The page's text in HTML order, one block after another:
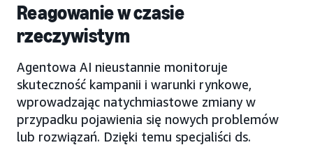
Reagowanie w czasie
rzeczywistym
Agentowa AI nieustannie monitoruje
skuteczność kampanii i warunki rynkowe,
wprowadzając natychmiastowe zmiany w
przypadku pojawienia się nowych problemów
lub rozwiązań. Dzięki temu specjaliści ds.